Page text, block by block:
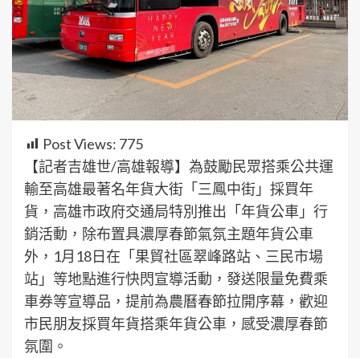
Post Views: 775
【記者吉雄世/高雄報導】為鼓勵民眾搭乘公共運
輸至高雄最著名年貨大街「三鳳中街」採買年
貨，高雄市政府交通局特別推出「年貨公車」行
銷活動，除布置具濃厚春節氣氛主題年貨公車
外，1月18日在「果貿社區翠峰路站、三民市場
站」等地點進行快閃宣導活動，發送限量免費乘
車券等宣導品，提前為農曆春節拉開序幕，歡迎
市民朋友採買年貨搭乘年貨公車，感受濃厚春節
氛圍。